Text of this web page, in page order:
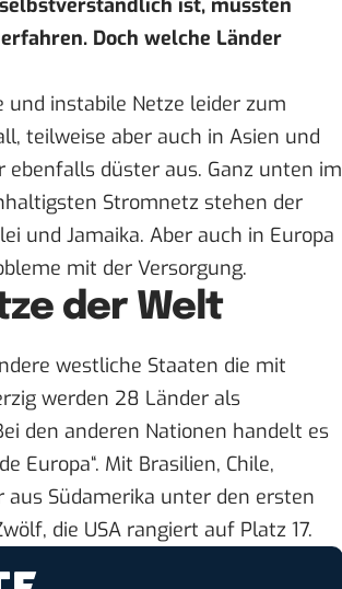
ist, mussten
Doch welche Länder
instabile Netze leider zum
teilweise aber auch in Asien und
ebenfalls düster aus. Ganz unten im
Stromnetz stehen der
und Jamaika. Aber auch in Europa
mit der Versorgung.
der Welt
westliche Staaten die mit
werden 28 Länder als
den anderen Nationen handelt es
Europa“. Mit Brasilien, Chile,
Südamerika unter den ersten
die USA rangiert auf Platz 17.